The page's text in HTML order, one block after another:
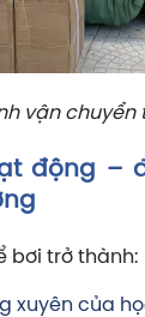
vận
động –
bơi trở thành:
xuyên của